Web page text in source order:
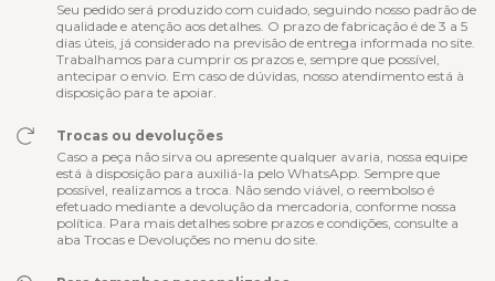
Seu pedido será produzido com cuidado, seguindo nosso padrão de
qualidade e atenção aos detalhes. O prazo de fabricação é de 3 a 5
dias úteis, já considerado na previsão de entrega informada no site.
Trabalhamos para cumprir os prazos e, sempre que possível,
antecipar o envio. Em caso de dúvidas, nosso atendimento está à
disposição para te apoiar.
Trocas ou devoluções
Caso a peça não sirva ou apresente qualquer avaria, nossa equipe
está à disposição para auxiliá-la pelo WhatsApp. Sempre que
possível, realizamos a troca. Não sendo viável, o reembolso é
efetuado mediante a devolução da mercadoria, conforme nossa
política. Para mais detalhes sobre prazos e condições, consulte a
aba Trocas e Devoluções no menu do site.